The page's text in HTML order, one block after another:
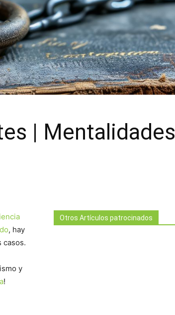
| Mentalidades
, hay
casos.
y
!
Otros Artículos patrocinados